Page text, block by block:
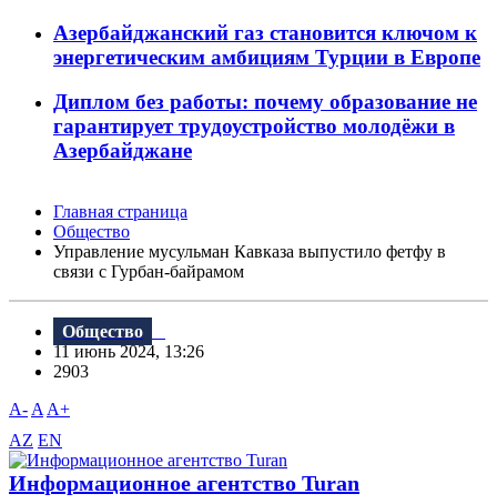
Азербайджанский газ становится ключом к
энергетическим амбициям Турции в Европе
Диплом без работы: почему образование не
гарантирует трудоустройство молодёжи в
Азербайджане
Главная страница
Общество
Управление мусульман Кавказа выпустило фетфу в
связи с Гурбан-байрамом
Общество
11 июнь 2024, 13:26
2903
A- A A+
AZ EN
Информационное агентство Turan